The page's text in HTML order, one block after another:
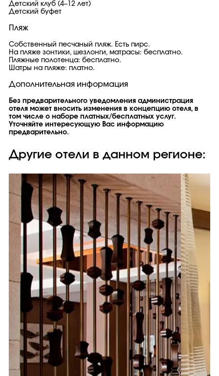
Детский клуб (4–12 лет)
Детский буфет
Пляж
Собственный песчаный пляж. Есть пирс.
На пляже зонтики, шезлонги, матрасы: бесплатно.
Пляжные полотенца: бесплатно.
Шатры на пляже: платно.
Дополнительная информация
Без предварительного уведомления администрация
отеля может вносить изменения в концепцию отеля, в
том числе о наборе платных/бесплатных услуг.
Уточняйте интересующую Вас информацию
предварительно.
Другие отели в данном регионе: